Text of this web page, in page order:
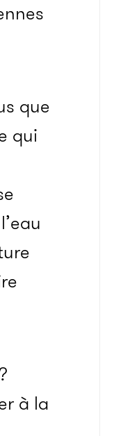
que
qui
à la